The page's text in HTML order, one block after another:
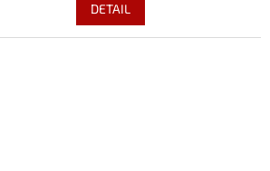
DETAIL